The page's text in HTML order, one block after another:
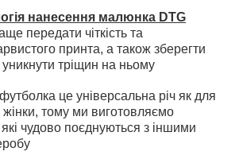
нанесення малюнка DTG
передати чіткість та
принта, а також зберегти
уникнути тріщин на ньому
це універсальна річ як для
жінки, тому ми виготовляємо
чудово поєднуються з іншими